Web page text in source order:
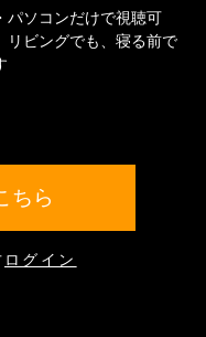
パソコンだけで視聴可
リビングでも、寝る前で
ちら
ログイン